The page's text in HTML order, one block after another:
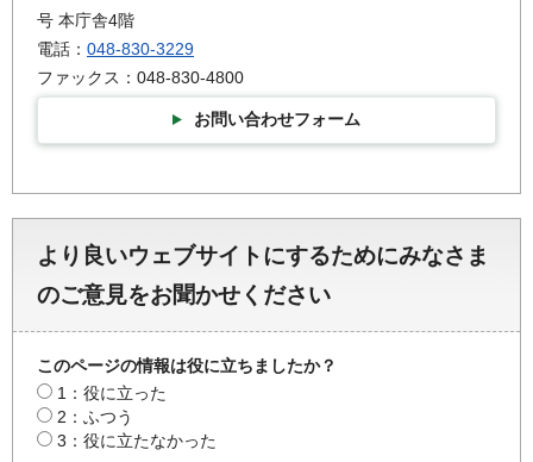
号 本庁舎4階
電話： 048-830-3229
ファックス：048-830-4800
お問い合わせフォーム
より良いウェブサイトにするためにみなさま
のご意見をお聞かせください
このページの情報は役に立ちましたか？
1：役に立った
2：ふつう
3：役に立たなかった